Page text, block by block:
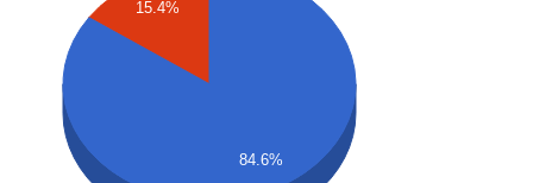
15.4%
84.6%